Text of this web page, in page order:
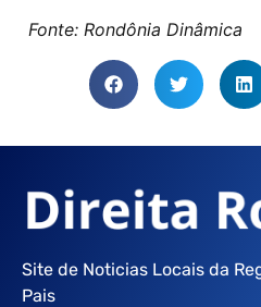
Fonte: Rondônia Dinâmica
Site de Noticias Locais da
Pais